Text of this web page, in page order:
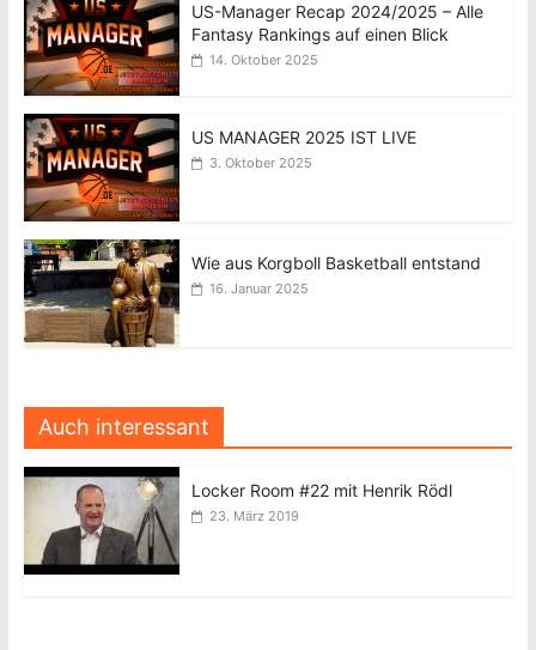
US-Manager Recap 2024/2025 – Alle
Fantasy Rankings auf einen Blick
14. Oktober 2025
US MANAGER 2025 IST LIVE
3. Oktober 2025
Wie aus Korgboll Basketball entstand
16. Januar 2025
Auch interessant
Locker Room #22 mit Henrik Rödl
23. März 2019